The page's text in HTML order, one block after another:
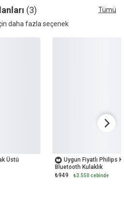
(3)
Tümü
daha fazla seçenek
Üstü
Uygun Fiyatlı Philips
Bluetooth Kulaklık
₺949
₺3.550 cebinde